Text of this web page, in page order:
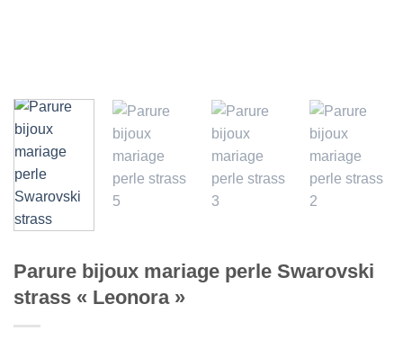
Parure bijoux mariage perle Swarovski
strass « Leonora »